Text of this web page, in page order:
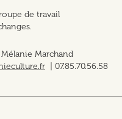
de travail
Mélanie Marchand
| 07.85.70.56.58